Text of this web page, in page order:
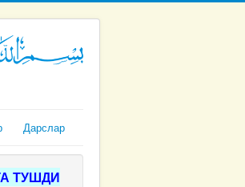
Дарслар
ТУШДИ